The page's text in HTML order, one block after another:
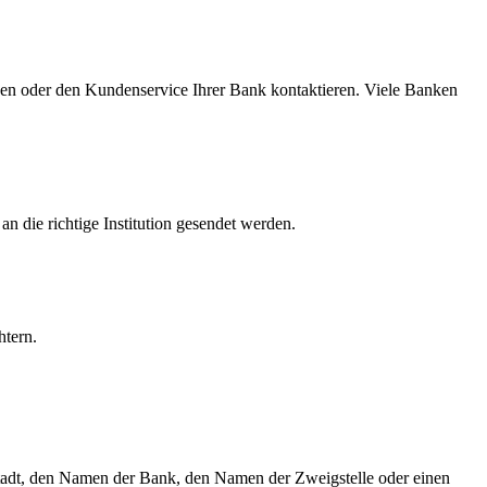
oder den Kundenservice Ihrer Bank kontaktieren. Viele Banken
die richtige Institution gesendet werden.
den Namen der Bank, den Namen der Zweigstelle oder einen